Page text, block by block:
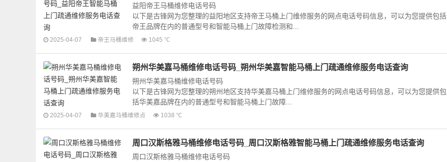
益阳帝王马桶维修电话号码
以下是古锋网为您整理的益阳地区支持帝王马桶上门维修服务的网点电话号码信息，可以为您提供包括
帝王品牌在内的普通型号和智能马桶上门故障检测和...
2025-04-07 帝王马桶维修 1045 ℃
朔州华美嘉马桶维修电话号码_朔州华美嘉智能马桶上门疏通维修服务电话查询
朔州华美嘉马桶维修电话号码
以下是古锋网为您整理的朔州地区支持华美嘉马桶上门维修服务的网点电话号码信息，可以为您提供包
括华美嘉品牌在内的普通型号和智能马桶上门故障...
2025-04-07 华美嘉马桶维修点 1038 ℃
周口汉斯格雅马桶维修电话号码_周口汉斯格雅智能马桶上门疏通维修服务电话查询
周口汉斯格雅马桶维修电话号码